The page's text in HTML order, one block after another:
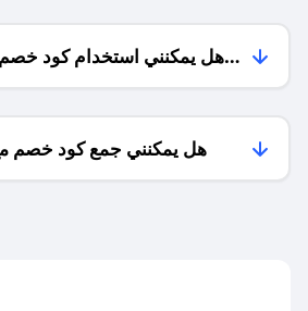
هل يمكنني استخدام كود
هل يمكنني جمع كود خصم